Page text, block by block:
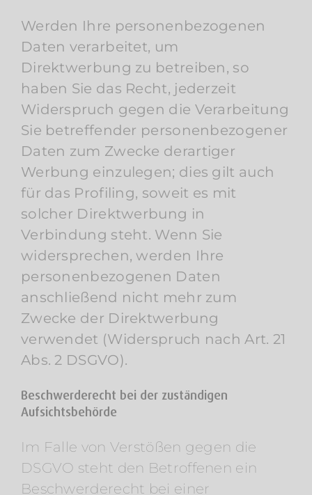
Werden Ihre personenbezogenen
Daten verarbeitet, um
Direktwerbung zu betreiben, so
haben Sie das Recht, jederzeit
Widerspruch gegen die Verarbeitung
Sie betreffender personenbezogener
Daten zum Zwecke derartiger
Werbung einzulegen; dies gilt auch
für das Profiling, soweit es mit
solcher Direktwerbung in
Verbindung steht. Wenn Sie
widersprechen, werden Ihre
personenbezogenen Daten
anschließend nicht mehr zum
Zwecke der Direktwerbung
verwendet (Widerspruch nach Art. 21
Abs. 2 DSGVO).
Beschwerderecht bei der zuständigen
Aufsichtsbehörde
Im Falle von Verstößen gegen die
DSGVO steht den Betroffenen ein
Beschwerderecht bei einer